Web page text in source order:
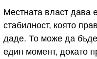
Местната власт дава
стабилност, която
даде. То може да
един момент, докато